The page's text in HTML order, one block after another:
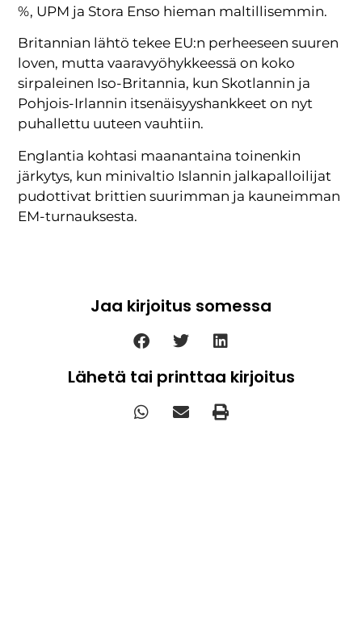
%, UPM ja Stora Enso hieman maltillisemmin.
Britannian lähtö tekee EU:n perheeseen suuren
loven, mutta vaaravyöhykkeessä on koko
sirpaleinen Iso-Britannia, kun Skotlannin ja
Pohjois-Irlannin itsenäisyyshankkeet on nyt
puhallettu uuteen vauhtiin.
Englantia kohtasi maanantaina toinenkin
järkytys, kun minivaltio Islannin jalkapalloilijat
pudottivat brittien suurimman ja kauneimman
EM-turnauksesta.
Jaa kirjoitus somessa
Lähetä tai printtaa kirjoitus